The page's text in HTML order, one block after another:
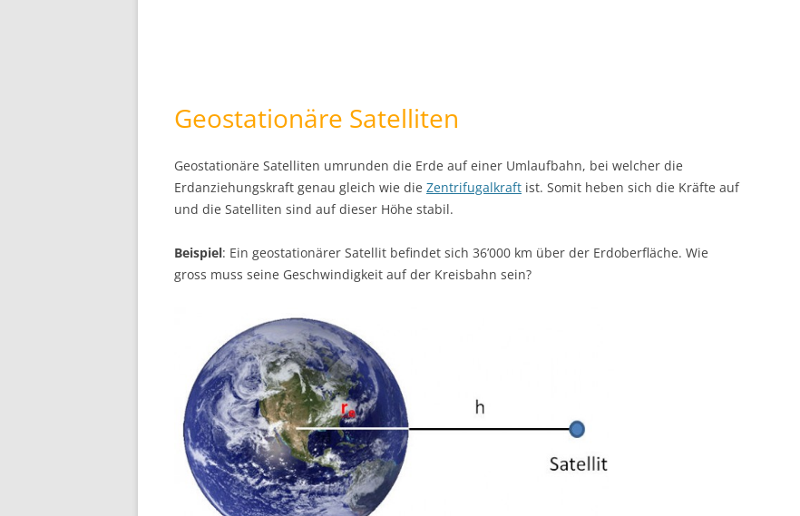
Geostationäre Satelliten
Geostationäre Satelliten umrunden die Erde auf einer Umlaufbahn, bei welcher die
Erdanziehungskraft genau gleich wie die Zentrifugalkraft ist. Somit heben sich die Kräfte auf
und die Satelliten sind auf dieser Höhe stabil.
Beispiel: Ein geostationärer Satellit befindet sich 36’000 km über der Erdoberfläche. Wie
gross muss seine Geschwindigkeit auf der Kreisbahn sein?